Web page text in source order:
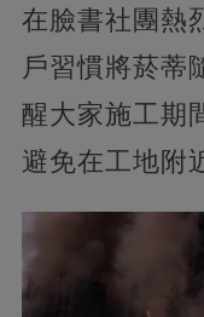
在臉書社團熱
戶習慣將菸蒂
醒大家施工期
避免在工地附